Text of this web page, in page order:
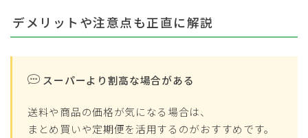
デメリットや注意点も正直に解説
スーパーより割高な場合がある
送料や商品の価格が気になる場合は、
まとめ買いや定期便を活用するのがおすすめです。